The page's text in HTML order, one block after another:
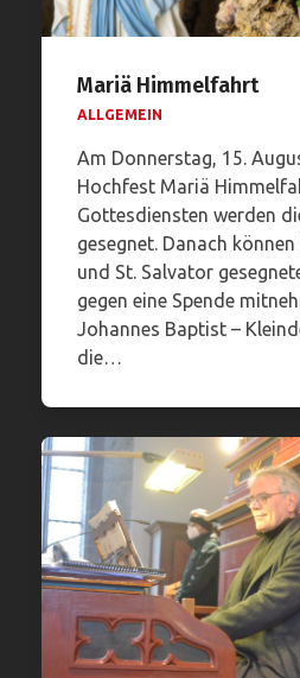
Mariä Himmelfahrt
ALLGEMEIN
Am Donnerstag, 15.
Hochfest Mariä
Gottesdiensten werden
gesegnet. Danach
und St. Salvator
gegen eine Spende
Johannes Baptist –
die…